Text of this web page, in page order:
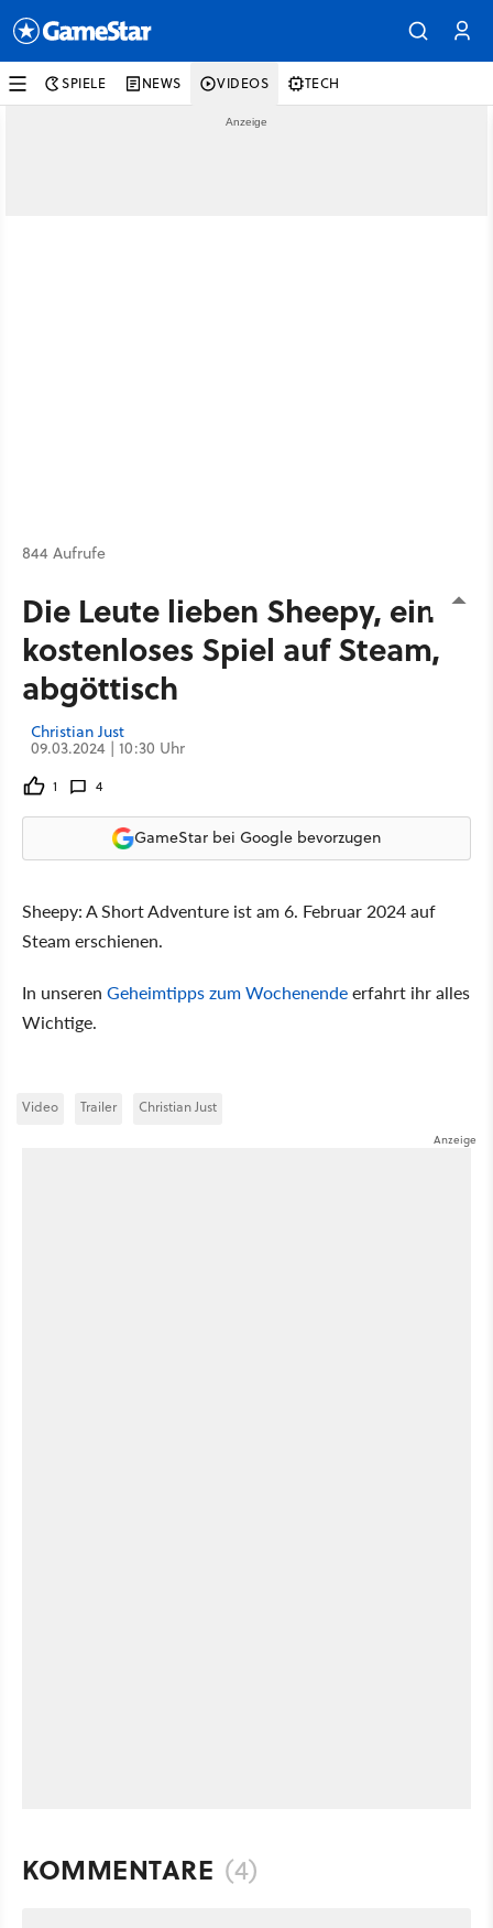
SPIELE NEWS VIDEOS TECH
844 Aufrufe
Die Leute lieben Sheepy, ein
kostenloses Spiel auf Steam,
abgöttisch
Christian Just
09.03.2024 | 10:30 Uhr
1 4
GameStar bei Google bevorzugen
Sheepy: A Short Adventure ist am 6. Februar 2024 auf
Steam erschienen.
In unseren Geheimtipps zum Wochenendeerfahrt ihr alles
Wichtige.
Video Trailer Christian Just
KOMMENTARE (4)